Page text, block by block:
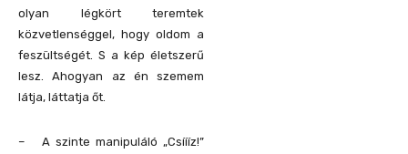
olyan légkört teremtek
közvetlenséggel, hogy oldom a
feszültségét. S a kép életszerű
lesz. Ahogyan az én szemem
látja, láttatja őt.
– A szinte manipuláló „Csíííz!”